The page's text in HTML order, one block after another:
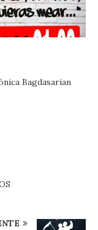
Bagdasarian